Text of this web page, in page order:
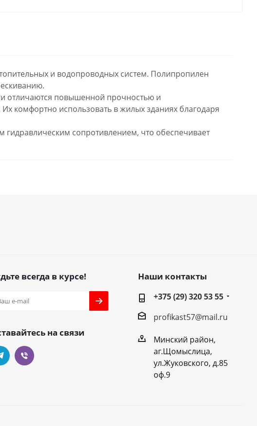
и водопроводных систем. Полипропилен
отличаются повышенной прочностью и
комфортно использовать в жилых зданиях благодаря
сопротивлением, что обеспечивает
всегда в курсе!
на связи
Наши контакты
+375 (29) 320 53 55
profikast57@mail.ru
Минский район,
аг.Щомыслица,
ул.Жуковского, д.85
оф.9